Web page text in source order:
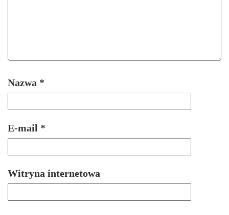
Nazwa *
E-mail *
Witryna internetowa